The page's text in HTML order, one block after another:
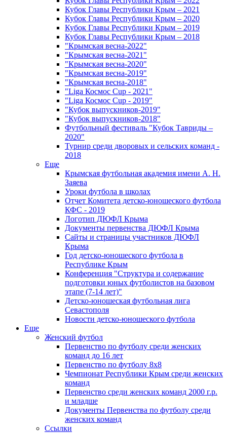
Кубок Главы Республики Крым – 2021
Кубок Главы Республики Крым – 2020
Кубок Главы Республики Крым – 2019
Кубок Главы Республики Крым – 2018
"Крымская весна-2022"
"Крымская весна-2021"
"Крымская весна-2020"
"Крымская весна-2019"
"Крымская весна-2018"
"Liga Космос Cup - 2021"
"Liga Космос Cup - 2019"
"Кубок выпускников-2019"
"Кубок выпускников-2018"
Футбольный фестиваль "Кубок Тавриды –
2020"
Турнир среди дворовых и сельских команд -
2018
Еще
Крымская футбольная академия имени А. Н.
Заяева
Уроки футбола в школах
Отчет Комитета детско-юношеского футбола
КФС - 2019
Логотип ДЮФЛ Крыма
Документы первенства ДЮФЛ Крыма
Сайты и страницы участников ДЮФЛ
Крыма
Год детско-юношеского футбола в
Республике Крым
Конференция "Структура и содержание
подготовки юных футболистов на базовом
этапе (7-14 лет)"
Детско-юношеская футбольная лига
Севастополя
Новости детско-юношеского футбола
Еще
Женский футбол
Первенство по футболу среди женских
команд до 16 лет
Первенство по футболу 8х8
Чемпионат Республики Крым среди женских
команд
Первенство среди женских команд 2000 г.р.
и младше
Документы Первенства по футболу среди
женских команд
Ссылки